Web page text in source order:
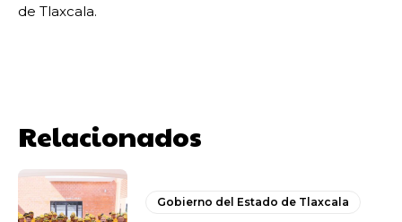
de Tlaxcala.
Relacionados
Gobierno del Estado de Tlaxcala